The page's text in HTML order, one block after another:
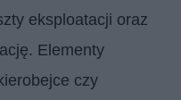
eksploatacji oraz
Elementy
czy